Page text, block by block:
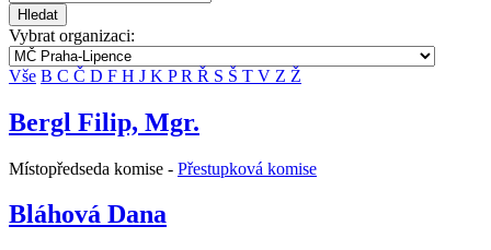
Hledat
Vybrat organizaci:
Vše B C Č D F H J K PR Ř S Š T V Z Ž
Bergl Filip, Mgr.
Místopředseda komise - Přestupková komise
Bláhová Dana